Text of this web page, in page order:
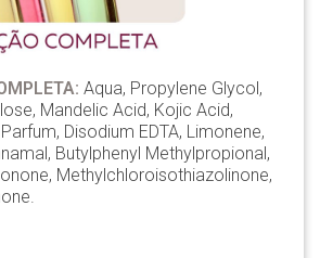
Aqua, Propylene Glycol,
Mandelic Acid, Kojic Acid,
Disodium EDTA, Limonene,
Butylphenyl Methylpropional,
Methylchloroisothiazolinone,